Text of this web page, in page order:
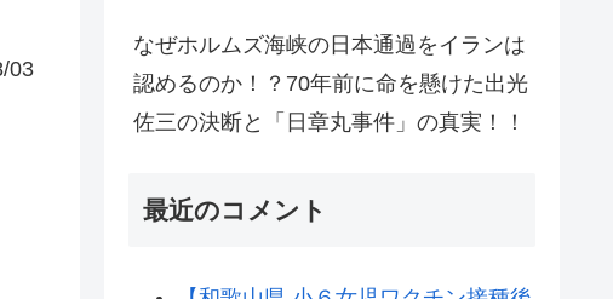
03
なぜホルムズ海峡の日本通過をイランは
認めるのか！？70年前に命を懸けた出光
佐三の決断と「日章丸事件」の真実！！
最近のコメント